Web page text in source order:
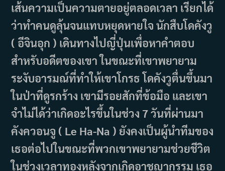
เส้นความเป็นความตายอยู่ตลอดเวลา เรียกได้
ว่าทำคนดูลุ้นจนแทบหยุดหายใจ นักสืบโดคังวู
( อีจินอุก ) เดินทางไปญี่ปุ่นเพื่อหาคำตอบ
สำหรับอดีตของเขา ในขณะที่เขาพยายาม
ระงับอารมณ์ที่ทำให้เขาโกรธ โดคังวูตื่นขึ้นมา
ในป่าที่ดูรกร้าง เขามีรอยสักที่ข้อมือ และเขา
จำไม่ได้ว่าเกิดอะไรขึ้นในช่วง 7 วันที่ผ่านมา
คังควอนจู ( Le Ha-Na ) ยังคงเป็นผู้นำทีมของ
เธอต่อไปในขณะที่พวกเขาพยายามช่วยชีวิต
ในช่วงเวลาทองหลังจากเกิดอาชญากรรม เธอ